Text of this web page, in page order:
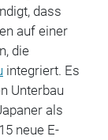
dass
auf einer
die
integriert. Es
Unterbau
als
neue E-